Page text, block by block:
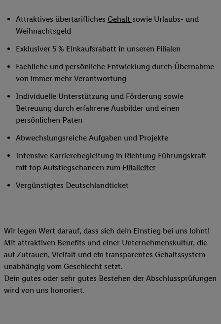
Attraktives übertarifliches Gehalt sowie Urlaubs- und
Weihnachtsgeld
Exklusiver 5 % Einkaufsrabatt in unseren Filialen
Fachliche und persönliche Entwicklung durch Übernahme
von immer mehr Verantwortung
Individuelle Unterstützung und Förderung sowie
Betreuung durch erfahrene Ausbilder und einen
persönlichen Paten
Abwechslungsreiche Aufgaben und Projekte
Intensive Karrierebegleitung in Richtung Führungskraft
mit top Aufstiegschancen zum Filialleiter
Vergünstigtes Deutschlandticket
Wir legen Wert darauf, dass sich dein Einstieg bei uns lohnt!
Mit attraktiven Benefits und einer Unternehmenskultur, die
auf Zutrauen, Vielfalt und ein transparentes Gehaltssystem
unabhängig vom Geschlecht setzt.
Dein gutes oder sehr gutes Bestehen der Abschlussprüfungen
wird von uns honoriert.